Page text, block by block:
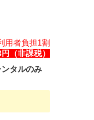
用者負担1割
（非課税）
ンタルのみ